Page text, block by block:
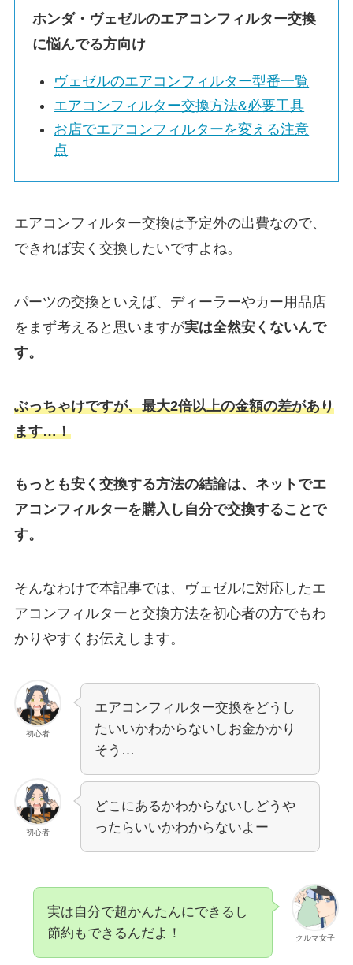
ホンダ・ ヴェゼルのエアコンフィルター交換
に悩んでる方向け
ヴェゼルのエアコンフィルター型番一覧
エアコンフィルター交換方法&必要工具
お店でエアコンフィルターを変える注意
点
エアコンフィルター交換は予定外の出費なので、
できれば安く交換したいですよね。
パーツの交換といえば、ディーラーやカー用品店
をまず考えると思いますが実は全然安くないんで
す。
ぶっちゃけですが、最大2倍以上の金額の差があり
ます…！
もっとも安く交換する方法の結論は、ネットでエ
アコンフィルターを購入し自分で交換することで
す。
そんなわけで本記事では、 ヴェゼルに対応したエ
アコンフィルターと交換方法を初心者の方でもわ
かりやすくお伝えします。
初心者
エアコンフィルター交換をどうし
たいいかわからないしお金かかり
そう…
初心者
どこにあるかわからないしどうや
ったらいいかわからないよー
クルマ女子
実は自分で超かんたんにできるし
節約もできるんだよ！